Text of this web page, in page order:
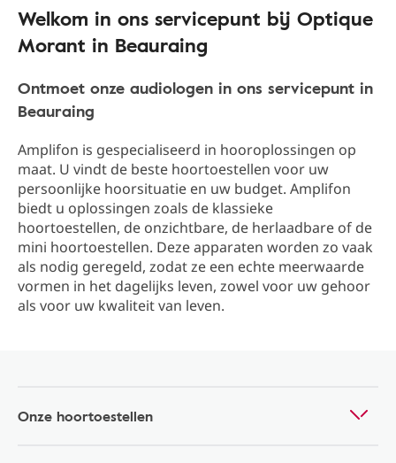
Welkom in ons servicepunt bij Optique
Morant in Beauraing
Ontmoet onze audiologen in ons servicepunt in
Beauraing
Amplifon is gespecialiseerd in hooroplossingen op
maat. U vindt de beste hoortoestellen voor uw
persoonlijke hoorsituatie en uw budget. Amplifon
biedt u oplossingen zoals de klassieke
hoortoestellen, de onzichtbare, de herlaadbare of de
mini hoortoestellen. Deze apparaten worden zo vaak
als nodig geregeld, zodat ze een echte meerwaarde
vormen in het dagelijks leven, zowel voor uw gehoor
als voor uw kwaliteit van leven.
Onze hoortoestellen